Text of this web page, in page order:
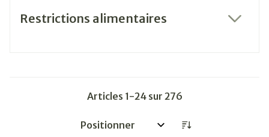
Restrictions alimentaires
Articles 1-24sur 276
Trier par: